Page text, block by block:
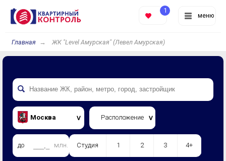
меню
1
Главная ЖК "Level Амурская" (Левел Амурская)
Москва Расположение
до млн. Студия 1 2 3 4+